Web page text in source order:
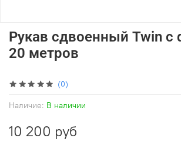
(0)
Наличие: В наличии
Рукав сдвоенный Twin с
20 метров
10 200 руб